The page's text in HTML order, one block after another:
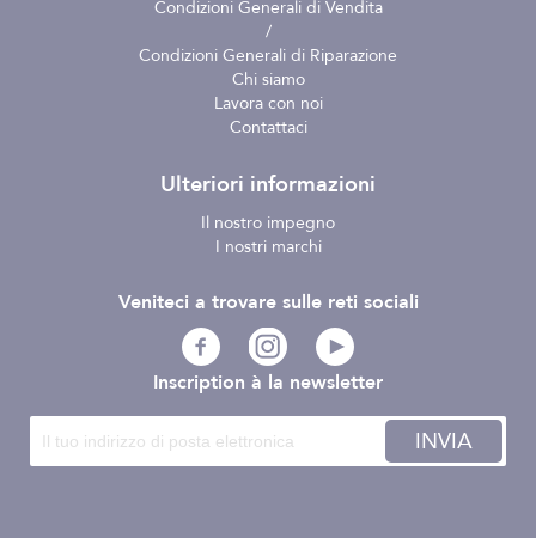
Condizioni Generali di Vendita
/
Condizioni Generali di Riparazione
Chi siamo
Lavora con noi
Contattaci
Ulteriori informazioni
Il nostro impegno
I nostri marchi
Inscription à la newsletter
INVIA
Veniteci a trovare sulle reti sociali